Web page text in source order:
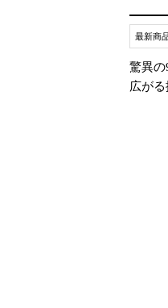
最新商
驚異
広がる